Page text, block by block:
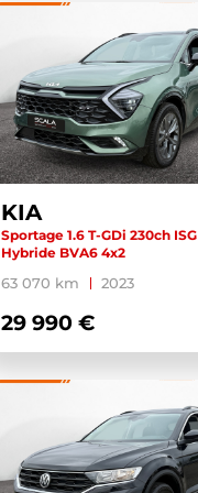
KIA
Sportage 1.6 T-GDi 230ch ISG
Hybride BVA6 4x2
63 070 km 2023
29 990 €